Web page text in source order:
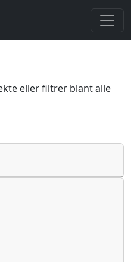
eller filtrer blant alle